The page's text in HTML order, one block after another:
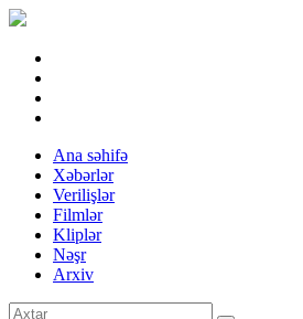
Ana səhifə
Xəbərlər
Verilişlər
Filmlər
Kliplər
Nəşr
Arxiv